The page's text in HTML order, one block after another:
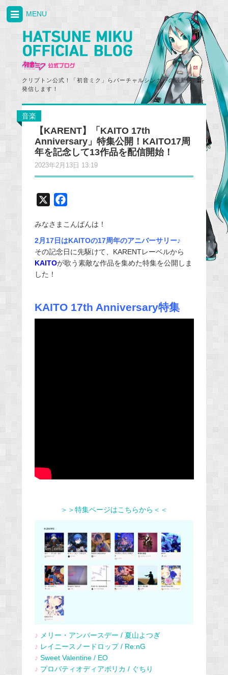
クリプトン公式！「初音ミク」らバーチャルシンガーの最新情報を
発信します！
MENU
音楽
【KARENT】「KAITO 17th
Anniversary」特集公開！KAITO17周
年を記念して13作品を配信開始！
2023年2月13日 13:19
c
e
b
o
みなさまこんばんは！
2月17日はKAITOの17周年のアニバーサリー♪
その記念日に先駆けて、KARENTレーベルから
KAITOが歌う素敵な作品を集めた特集を公開しま
した！
KAITO 17th Anniversary特集
＞＞特集ページはこちらから＜＜
♪ メリー・アンバースデー / 夏山よつぎ
♪ レイニースノードロップ / Re:nG
♪ Sweet Valentine / EO
♪ プロバティオディアボリカ / ぐちり